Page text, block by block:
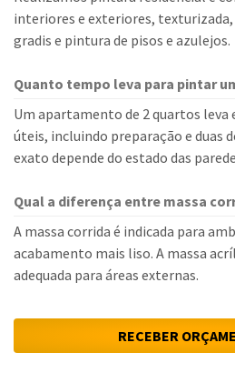
interiores e exteriores,
gradis e pintura de pisos e azulejos.
Quanto tempo leva para pintar
Um apartamento de 2 quartos leva
úteis, incluindo preparação e duas
exato depende do estado das
Qual a diferença entre massa
A massa corrida é indicada para
acabamento mais liso. A massa
adequada para áreas externas.
RECEBER